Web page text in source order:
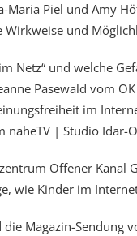
Maria Piel und Amy
Wirkweise und
Netz“ und welche
Pasewald vom
im
naheTV | Studio Idar-
Offener Kanal
wie Kinder im
Magazin-Sendung